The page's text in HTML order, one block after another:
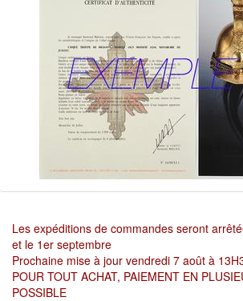
Les expéditions de commandes seront
et le 1er septembre
Prochaine mise à jour vendredi 7 août à
POUR TOUT ACHAT, PAIEMENT EN
POSSIBLE